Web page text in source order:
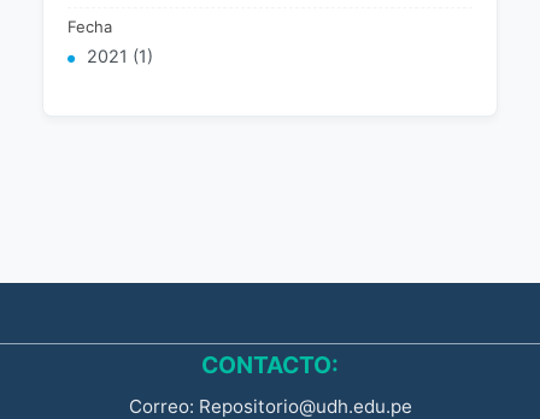
Fecha
2021 (1)
CONTACTO:
Correo: Repositorio@udh.edu.pe